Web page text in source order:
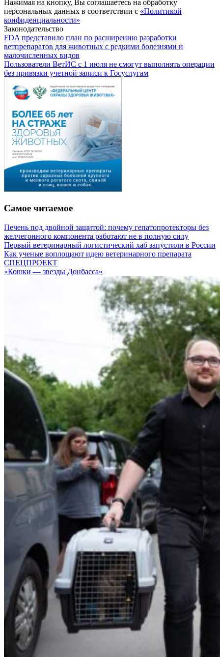
Нажимая на кнопку, Вы соглашаетесь на обработку
персональных данных в соответствии с «Политикой
конфиденциальности»
Законодательство
FDA представило план по расширению разработки
ветпрепаратов для животных с редкими болезнями и
малочисленных видов
Пользователи ВетИС с 1 июля не смогут выполнять операции
без привязки учетной записи к Госуслугам
Самое читаемое
Печень под двойной защитой: почему гепатопротекторы без
желчегонного компонента работают не в полную силу
Первый ветеринарный логистический хаб запустили в России
Как ученые воплощают идею ветеринарного препарата
СПЕЦПРОЕКТ
«Кошки — звезды Донбасса»